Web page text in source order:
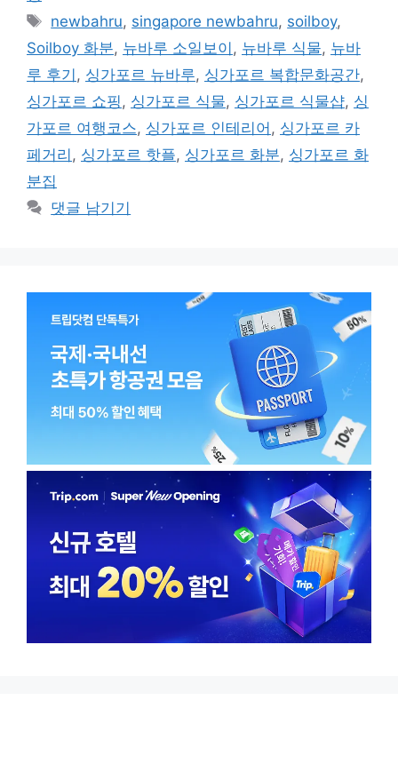
리
태
그
newbahru, singapore newbahru, soilboy,
Soilboy 화분, 뉴바루 소일보이 , 뉴바루 식물, 뉴바
루 후기 , 싱가포르 뉴바루, 싱가포르 복합문화공간,
싱가포르 쇼핑, 싱가포르 식물, 싱가포르 식물샵, 싱
가포르 여행코스, 싱가포르 인테리어 , 싱가포르 카
페거리 , 싱가포르 핫플, 싱가포르 화분, 싱가포르 화
분집
댓글 남기기